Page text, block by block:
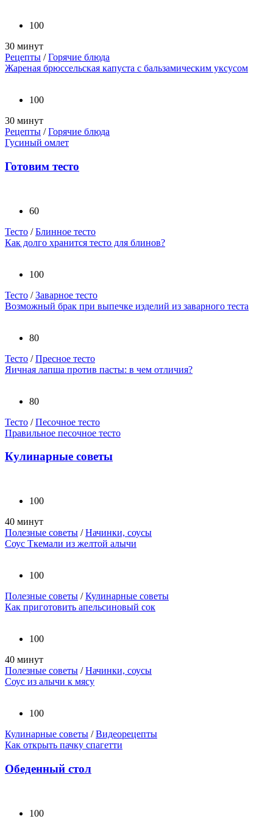
100
30 минут
Рецепты /Горячие блюда
Жареная брюссельская капуста с бальзамическим уксусом
100
30 минут
Рецепты /Горячие блюда
Гусиный омлет
Готовим тесто
60
Тесто /Блинное тесто
Как долго хранится тесто для блинов?
100
Тесто /Заварное тесто
Возможный брак при выпечке изделий из заварного теста
80
Тесто /Пресное тесто
Яичная лапша против пасты: в чем отличия?
80
Тесто /Песочное тесто
Правильное песочное тесто
Кулинарные советы
100
40 минут
Полезные советы /Начинки, соусы
Соус Ткемали из желтой алычи
100
Полезные советы /Кулинарные советы
Как приготовить апельсиновый сок
100
40 минут
Полезные советы /Начинки, соусы
Соус из алычи к мясу
100
Кулинарные советы /Видеорецепты
Как открыть пачку спагетти
Обеденный стол
100